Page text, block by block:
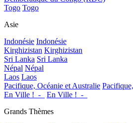
Togo Togo
Asie
Indonésie Indonésie
Kirghizistan Kirghizistan
Sri Lanka Sri Lanka
Népal Népal
Laos Laos
Pacifique, Océanie et Australie
En Ville !_-_
En Ville !_-_
Grands Thèmes